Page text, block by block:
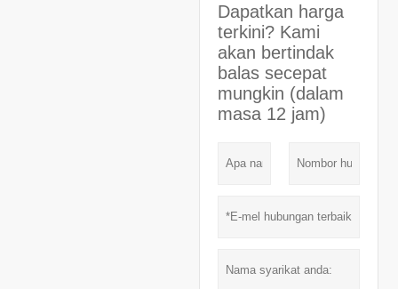
Dapatkan harga
terkini? Kami
akan bertindak
balas secepat
mungkin (dalam
masa 12 jam)